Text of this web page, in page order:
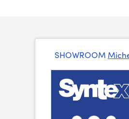
SHOWROOM